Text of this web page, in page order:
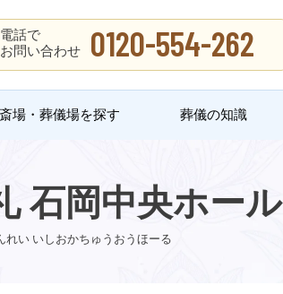
電話で
お問い合わせ
0120-554-262
斎場・葬儀場を探す 葬儀の知識
石岡中央ホール
れい いしおかちゅうおうほーる